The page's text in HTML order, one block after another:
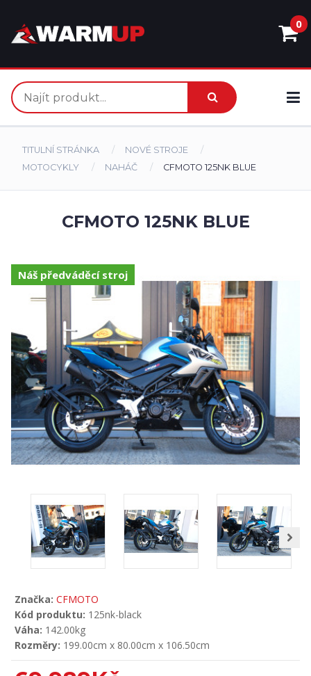
0
TITULNÍ STRÁNKA
NOVÉ STROJE
MOTOCYKLY
NAHÁČ CFMOTO 125NK BLUE
CFMOTO 125NK BLUE
Náš předváděcí stroj
Značka: CFMOTO
Kód produktu: 125nk-black
Váha: 142.00kg
Rozměry: 199.00cm x 80.00cm x 106.50cm